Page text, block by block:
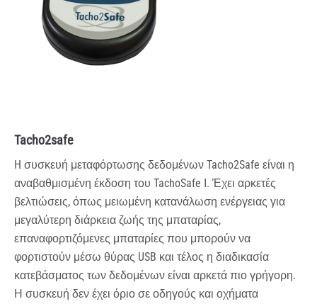
Tacho2safe
H συσκευή μεταφόρτωσης δεδομένων Tacho2Safe είναι η
αναβαθμισμένη έκδοση του TachoSafe Ι. Έχει αρκετές
βελτιώσεις, όπως μειωμένη κατανάλωση ενέργειας για
μεγαλύτερη διάρκεια ζωής της μπαταρίας,
επαναφορτιζόμενες μπαταρίες που μπορούν να
φορτιστούν μέσω θύρας USB και τέλος η διαδικασία
κατεβάσματος των δεδομένων είναι αρκετά πιο γρήγορη.
Η συσκευή δεν έχει όριο σε οδηγούς και οχήματα